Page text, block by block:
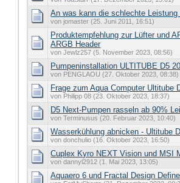
An was kann die schlechte Leistung
von jomaster (25. Juni 2011, 16:51)
Produktempfehlung zur Lüfter und
ARGB Header
von Jewlz257 (5. November 2023, 08:56)
Pumpeninstallation ULTITUBE D5
von PENGLAOU (27. Oktober 2023, 08:38)
Frage zum Aqua Computer Ultitube
von Philipp 08 (23. Oktober 2023, 18:37)
D5 Next-Pumpen rasseln ab 90%
von Terminusus (20. Februar 2023, 10:40)
Wasserkühlung abnicken - Ultitube
von donchulio (16. Oktober 2023, 16:50)
Cuplex Kyro NEXT Vision und MSI
von dannyl2912 (1. Mai 2023, 13:05)
Aquaero 6 und Fractal Design